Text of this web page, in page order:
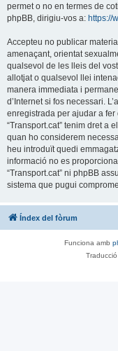
permet o no en termes de
phpBB, dirigiu-vos a: https://
Accepteu no publicar
amenaçant, orientat
qualsevol de les lleis del
allotjat o qualsevol llei
manera immediata i
d’Internet si fos necessari.
enregistrada per ajudar a
“Transport.cat” tenim dret a
quan ho considerem
heu introduït quedi
informació no es
“Transport.cat” ni phpBB
sistema que pugui
Índex del fòrum
Funciona amb